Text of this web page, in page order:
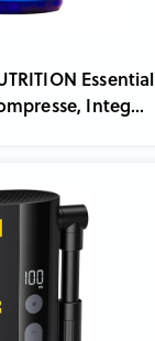
Essential
Integ...